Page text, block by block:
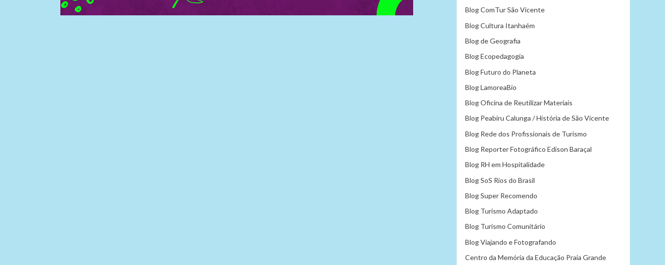
Blog ComTur São Vicente
Blog Cultura Itanhaém
Blog de Geografia
Blog Ecopedagogia
Blog Futuro do Planeta
Blog LamoreaBio
Blog Oficina de Reutilizar Materiais
Blog Peabiru Calunga / História de São Vicente
Blog Rede dos Profissionais de Turismo
Blog Reporter Fotográfico Edison Baraçal
Blog RH em Hospitalidade
Blog SoS Rios do Brasil
Blog Super Recomendo
Blog Turismo Adaptado
Blog Turismo Comunitário
Blog Viajando e Fotografando
Centro da Memória da Educação Praia Grande